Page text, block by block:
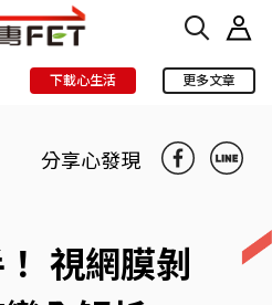
下載心生活 更多文章
分享心發現
視網膜剝